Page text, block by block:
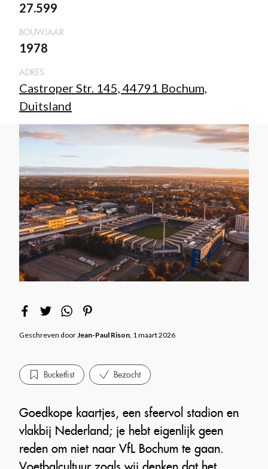
27.599
BOUWJAAR
1978
ADRES
Castroper Str. 145, 44791 Bochum,
Duitsland
Geschreven doorJean-Paul Rison, 1 maart 2026
Bucketlist Bezocht
Goedkope kaartjes, een sfeervol stadion en
vlakbij Nederland; je hebt eigenlijk geen
reden om niet naar VfL Bochum te gaan.